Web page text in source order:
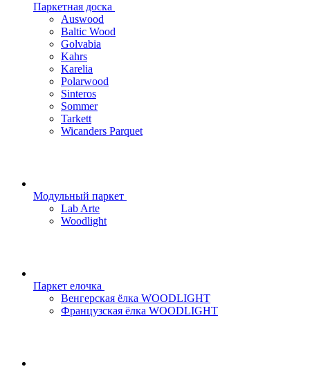
Паркетная доска
Auswood
Baltic Wood
Golvabia
Kahrs
Karelia
Polarwood
Sinteros
Sommer
Tarkett
Wicanders Parquet
Модульный паркет
Lab Arte
Woodlight
Паркет елочка
Венгерская ёлка WOODLIGHT
Французская ёлка WOODLIGHT